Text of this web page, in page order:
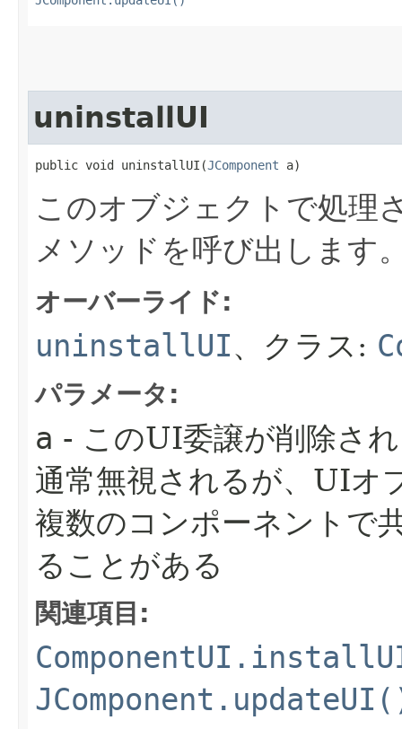
uninstallUI
public void uninstallUI​(JComponent a)
このオブジェクトで処理
メソッドを呼び出します
オーバーライド:
uninstallUI、クラス:
パラメータ:
a - このUI委譲が削除さ
通常無視されるが、UIオ
複数のコンポーネントで
ることがある
関連項目: